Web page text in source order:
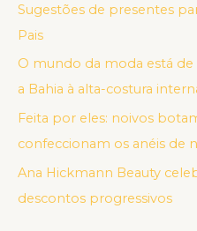
Sugestões de presentes
Pais
O mundo da moda está de
a Bahia à alta-costura
Feita por eles: noivos
confeccionam os anéis de
Ana Hickmann Beauty
descontos progressivos